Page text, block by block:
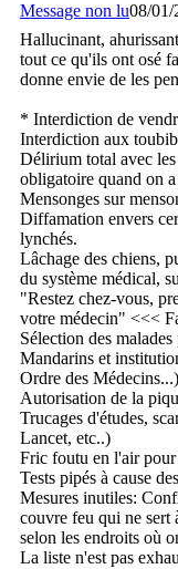
Message non lu08/01/
Hallucinant,
tout ce qu'ils ont osé
donne envie de les
* Interdiction de
Interdiction aux
Délirium total avec
obligatoire quand on a
Mensonges sur
Diffamation envers
lynchés.
Lâchage des chiens,
du système médical,
"Restez chez-vous,
votre médecin" <<<
Sélection des
Mandarins et
Ordre des Médecins...)
Autorisation de la
Trucages d'études,
Lancet, etc..)
Fric foutu en l'air pour
Tests pipés à cause
Mesures inutiles:
couvre feu qui ne sert
selon les endroits où
La liste n'est pas